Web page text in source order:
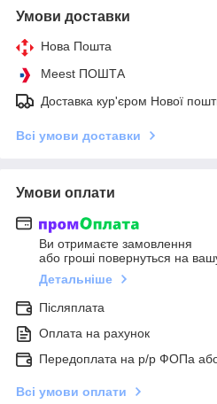
Умови доставки
Нова Пошта
Meest ПОШТА
Доставка кур'єром Нової
Всі умови доставки
Умови оплати
Ви отримаєте замовлення
або гроші повернуться на
Детальніше
Післяплата
Оплата на рахунок
Передоплата на р/р ФОПа
Всі умови оплати